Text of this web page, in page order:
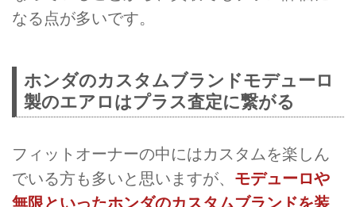
なる点が多いです。
ホンダのカスタムブランドモデューロ
製のエアロはプラス査定に繋がる
フィットオーナーの中にはカスタムを楽しん
でいる方も多いと思いますが、 モデューロや
無限といったホンダのカスタムブランドを装